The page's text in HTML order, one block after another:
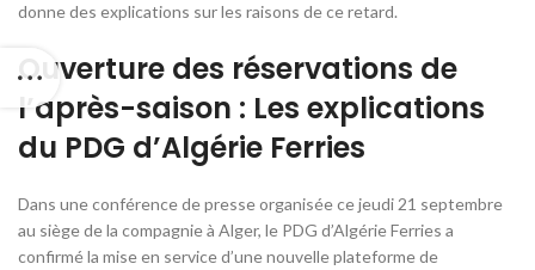
donne des explications sur les raisons de ce retard.
Ouverture des réservations de
l’après-saison : Les explications
du PDG d’Algérie Ferries
Dans une conférence de presse organisée ce jeudi 21 septembre
au siège de la compagnie à Alger, le PDG d’Algérie Ferries a
confirmé la mise en service d’une nouvelle plateforme de